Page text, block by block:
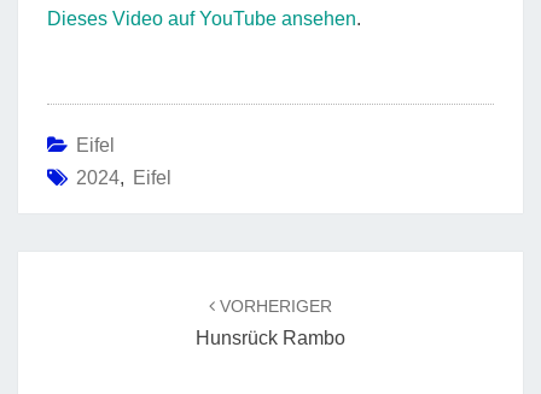
Dieses Video auf YouTube ansehen.
Eifel
2024, Eifel
VORHERIGER
Hunsrück Rambo